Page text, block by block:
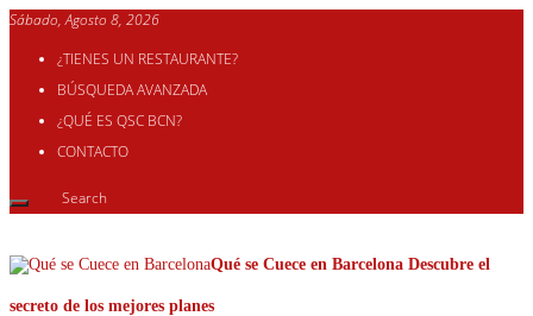
Sábado, Agosto 8, 2026
¿TIENES UN RESTAURANTE?
BÚSQUEDA AVANZADA
¿QUÉ ES QSC BCN?
CONTACTO
Qué se Cuece en Barcelona Descubre el
secreto de los mejores planes